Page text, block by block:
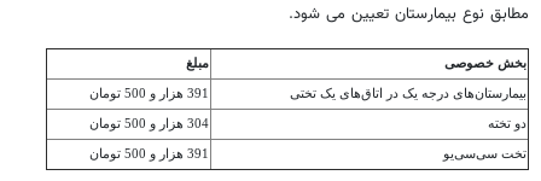
مطابق نوع بیمارستان تعیین می شود.
بخش خصوصی مبلغ
بیمارستان‌های درجه یک در اتاق‌های یک تختی 391 هزار و 500 تومان
دو تخته 304 هزار و 500 تومان
‌تخت سی‌سی‌یو 391 هزار و 500 تومان